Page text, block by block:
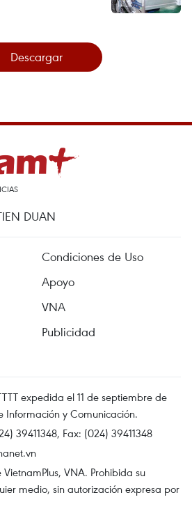
Descargar
DUAN
Condiciones de Uso
Apoyo
VNA
Publicidad
expedida el 11 de septiembre de
Información y Comunicación.
39411348, Fax: (024) 39411348
VNA. Prohibida su
medio, sin autorización expresa por